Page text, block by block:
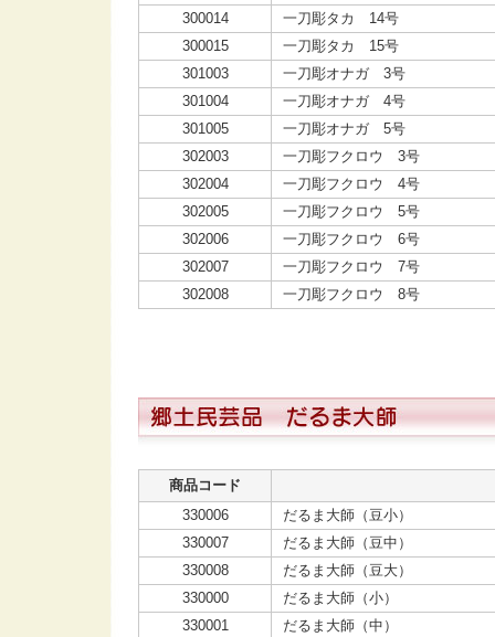
300014
一刀彫タカ 14号
300015
一刀彫タカ 15号
301003
一刀彫オナガ 3号
301004
一刀彫オナガ 4号
301005
一刀彫オナガ 5号
302003
一刀彫フクロウ 3号
302004
一刀彫フクロウ 4号
302005
一刀彫フクロウ 5号
302006
一刀彫フクロウ 6号
302007
一刀彫フクロウ 7号
302008
一刀彫フクロウ 8号
商品コード
330006
だるま大師（豆小）
330007
だるま大師（豆中）
330008
だるま大師（豆大）
330000
だるま大師（小）
330001
だるま大師（中）